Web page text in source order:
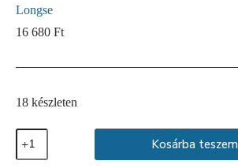
Longse
16 680 Ft
18 készleten
IP
kamera
5MP
Kosárba teszem